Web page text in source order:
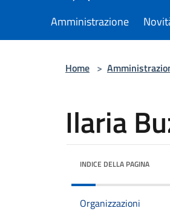
Amministrazione
Home >
Ilaria
INDICE DELLA PAGINA
Organizzazioni